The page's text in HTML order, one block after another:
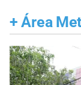
+ Área